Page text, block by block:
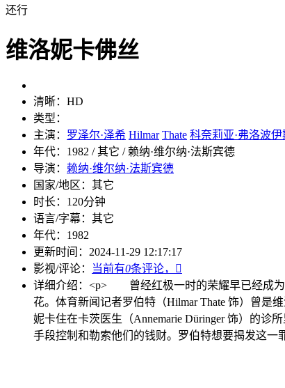
还行
维洛妮卡佛丝
清晰： HD
类型：
主演： 罗泽尔·泽希 Hilmar Thate 科奈莉亚·弗洛波伊
年代： 1982 / 其它 / 赖纳·维尔纳·法斯宾德
导演： 赖纳·维尔纳·法斯宾德
国家/地区： 其它
时长： 120分钟
语言/字幕： 其它
年代： 1982
更新时间： 2024-11-29 12:17:17
影视/评论：
当前有0条评论，

详细介绍： <p> 曾经红极一时的荣耀早已经成
花。体育新闻记者罗伯特（Hilmar Thate 饰）曾
妮卡住在卡茨医生（Annemarie Düringer 饰）的
手段控制和勒索他们的钱财。罗伯特想要揭发这